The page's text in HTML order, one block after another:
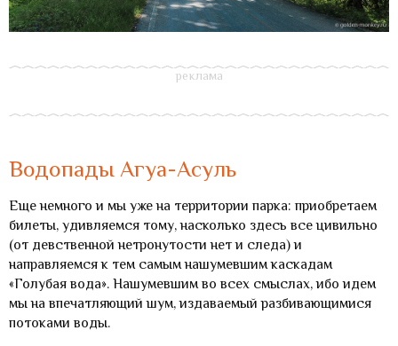
Водопады Агуа-Асуль
Еще немного и мы уже на территории парка: приобретаем
билеты, удивляемся тому, насколько здесь все цивильно
(от девственной нетронутости нет и следа) и
направляемся к тем самым нашумевшим каскадам
«Голубая вода». Нашумевшим во всех смыслах, ибо идем
мы на впечатляющий шум, издаваемый разбивающимися
потоками воды.